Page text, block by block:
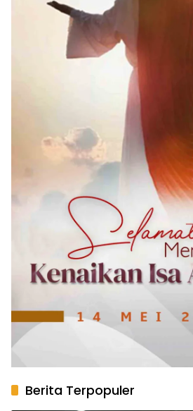
Berita Terpopuler